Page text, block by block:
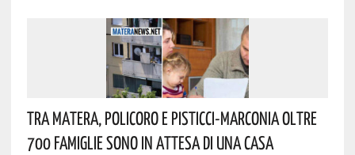
Tra Matera, Policoro E Pisticci-Marconia Oltre
700 Famiglie Sono In Attesa Di Una Casa